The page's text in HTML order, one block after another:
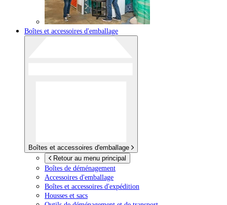
Boîtes et accessoires d'emballage
Boîtes et accessoires d'emballage
Retour au menu principal
Boîtes de déménagement
Accessoires d'emballage
Boîtes et accessoires d'expédition
Housses et sacs